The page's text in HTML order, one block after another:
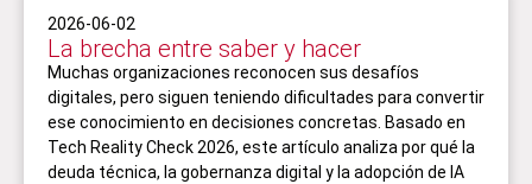
2026-06-02
La brecha entre saber y hacer
Muchas organizaciones reconocen sus desafíos
digitales, pero siguen teniendo dificultades para convertir
ese conocimiento en decisiones concretas. Basado en
Tech Reality Check 2026, este artículo analiza por qué la
deuda técnica, la gobernanza digital y la adopción de IA